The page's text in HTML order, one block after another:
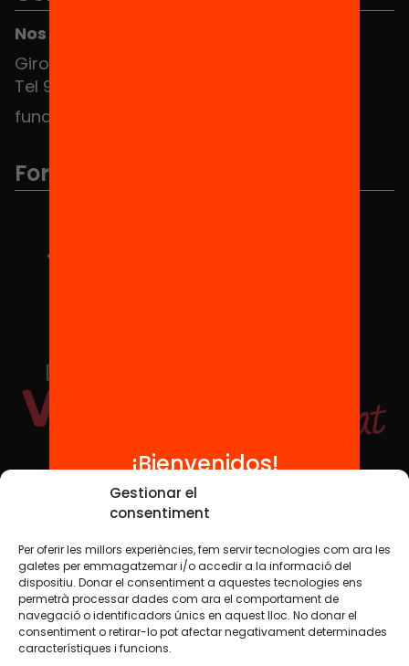
Gestionar el
consentiment
Per oferir les millors experiències, fem servir tecnologies com ara les
galetes per emmagatzemar i/o accedir a la informació del
dispositiu. Donar el consentiment a aquestes tecnologies ens
permetrà processar dades com ara el comportament de
navegació o identificadors únics en aquest lloc. No donar el
consentiment o retirar-lo pot afectar negativament determinades
característiques i funcions.
Nos puedes encontrar en el HUB Social
Girona 34, interior 08010 Barcelona
Tel 934 588 700
fundacio@equitat.org
Formamos parte de...
Redes sociales
TWT YTB IG FB IN
Aviso legalPolítica de cookies
¡Bienvenidos!